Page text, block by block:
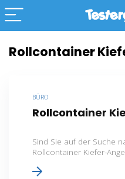
Rollcontainer
BÜRO
Rollcontainer
Sind Sie auf der Suche
Rollcontainer Kiefer-